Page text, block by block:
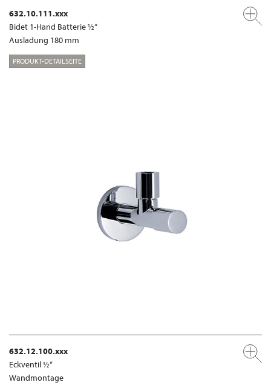
632.10.111.xxx
Bidet 1-Hand Batterie ½“
Ausladung 180 mm
PRODUKT-DETAILSEITE
632.12.100.xxx
Eckventil ½“
Wandmontage